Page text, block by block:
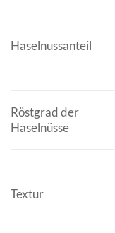
Haselnussanteil
Röstgrad der
Haselnüsse
Textur